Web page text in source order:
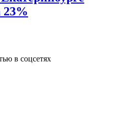
23%
в соцсетях